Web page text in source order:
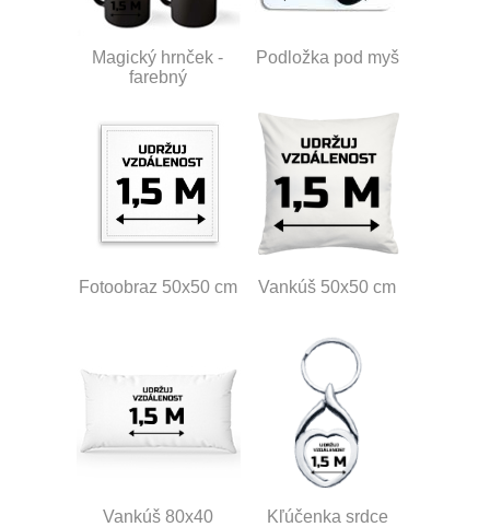
Magický hrnček -
farebný
Podložka pod myš
Fotoobraz 50x50 cm Vankúš 50x50 cm
Vankúš 80x40 Kľúčenka srdce